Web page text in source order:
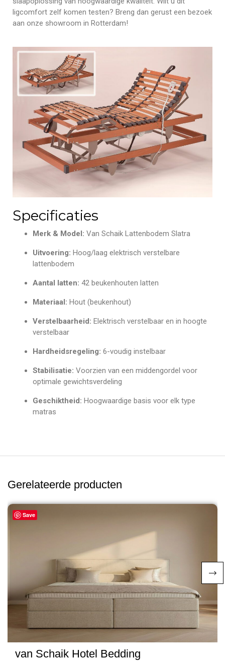
ligcomfort zelf komen testen? Breng dan gerust een bezoek
aan onze showroom in Rotterdam!
Specificaties
Merk & Model: Van Schaik Lattenbodem Slatra
Uitvoering: Hoog/laag elektrisch verstelbare
lattenbodem
Aantal latten: 42 beukenhouten latten
Materiaal: Hout (beukenhout)
Verstelbaarheid: Elektrisch verstelbaar en in hoogte
verstelbaar
Hardheidsregeling: 6-voudig instelbaar
Stabilisatie: Voorzien van een middengordel voor
optimale gewichtsverdeling
Geschiktheid: Hoogwaardige basis voor elk type
matras
Gerelateerde producten
Save
van Schaik Hotel Bedding